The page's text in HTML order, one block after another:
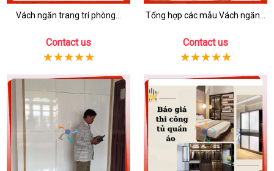
Vách ngăn trang trí phòng...
Contact us
Tổng hợp các mẫu Vách ngăn...
Contact us